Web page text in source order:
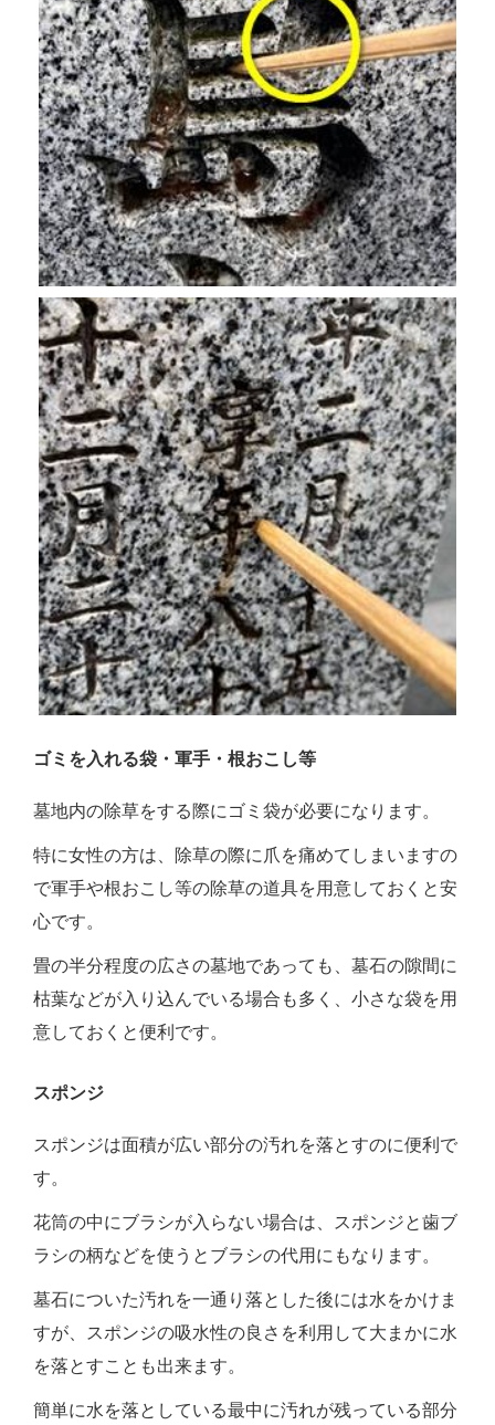
ゴミを入れる袋・軍手・根おこし等
墓地内の除草をする際にゴミ袋が必要になります。
特に女性の方は、除草の際に爪を痛めてしまいますの
で軍手や根おこし等の除草の道具を用意しておくと安
心です。
畳の半分程度の広さの墓地であっても、墓石の隙間に
枯葉などが入り込んでいる場合も多く、小さな袋を用
意しておくと便利です。
スポンジ
スポンジは面積が広い部分の汚れを落とすのに便利で
す。
花筒の中にブラシが入らない場合は、スポンジと歯ブ
ラシの柄などを使うとブラシの代用にもなります。
墓石についた汚れを一通り落とした後には水をかけま
すが、スポンジの吸水性の良さを利用して大まかに水
を落とすことも出来ます。
簡単に水を落としている最中に汚れが残っている部分